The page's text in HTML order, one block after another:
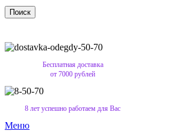
Поиск
Бесплатная доставка
от 7000 рублей
8 лет успешно работаем для Вас
Меню